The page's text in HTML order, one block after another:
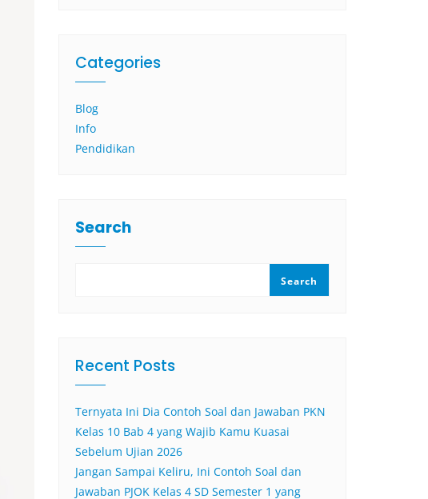
Categories
Blog
Info
Pendidikan
Search
Search
Recent Posts
Ternyata Ini Dia Contoh Soal dan Jawaban PKN
Kelas 10 Bab 4 yang Wajib Kamu Kuasai
Sebelum Ujian 2026
Jangan Sampai Keliru, Ini Contoh Soal dan
Jawaban PJOK Kelas 4 SD Semester 1 yang